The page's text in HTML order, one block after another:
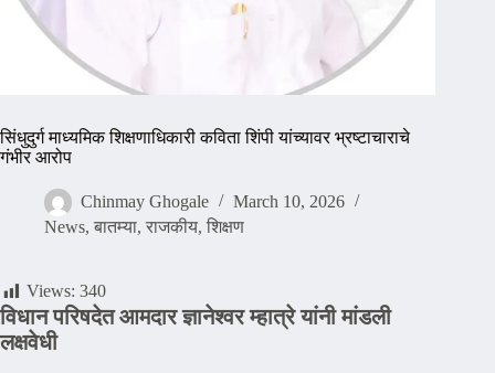
सिंधुदुर्ग माध्यमिक शिक्षणाधिकारी कविता शिंपी यांच्यावर भ्रष्टाचाराचे
गंभीर आरोप
Chinmay Ghogale
March 10, 2026
News, बातम्या, राजकीय, शिक्षण
Views: 340
विधान परिषदेत आमदार ज्ञानेश्वर म्हात्रे यांनी मांडली
लक्षवेधी